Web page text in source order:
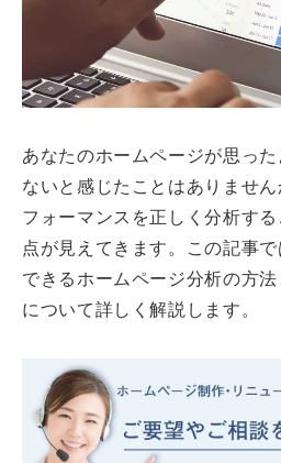
あなたのホームページが思っ
ないと感じたことはありませ
フォーマンスを正しく分析す
点が見えてきます。この記事
できるホームページ分析の方
について詳しく解説します。